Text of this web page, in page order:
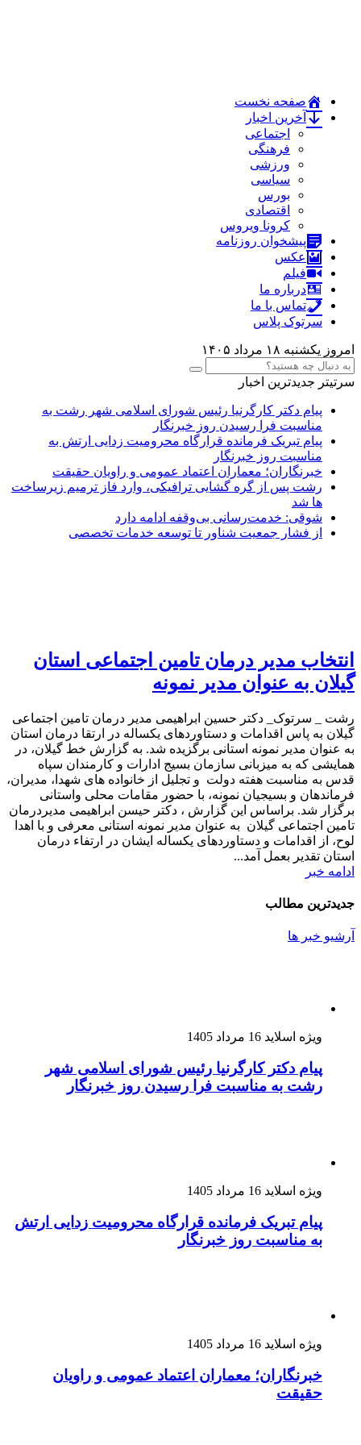
صفحه نخست
آخرین اخبار
اجتماعی
فرهنگی
ورزشی
سیاسی
بورس
اقتصادی
کرونا ویروس
پیشخوان روزنامه
عکس
فیلم
درباره ما
تماس با ما
سرتوک پلاس
امروز یکشنبه ۱۸ مرداد ۱۴۰۵
سرتیتر جدیدترین اخبار
پیام دکتر کارگرنیا رئیس شورای اسلامی شهر رشت به
مناسبت فرا رسیدن روز خبرنگار
پیام تبریک فرمانده قرارگاه محرومیت‌ زدایی ارتش به
مناسبت روز خبرنگار
خبرنگاران؛ معماران اعتماد عمومی و راویان حقیقت
رشت پس از گره گشایی ترافیکی، وارد فاز ترمیم زیرساخت
ها شد
شوقی: خدمت‌رسانی بی‌وقفه ادامه دارد
از فشار جمعیت شناور تا توسعه خدمات تخصصی
انتخاب مدیر درمان تامین اجتماعی استان
گیلان به عنوان مدیر نمونه
رشت _ سرتوک_ دکتر حسین ابراهیمی مدیر درمان تامین اجتماعی
گیلان به پاس اقدامات و دستاوردهای یکساله در ارتقا درمان استان
به عنوان مدیر نمونه استانی برگزیده شد. به گزارش خط گیلان، در
همایشی که به میزبانی سازمان بسیج ادارات و کارمندان سپاه
قدس به مناسبت هفته دولت و تجلیل از خانواده های شهدا، مدیران،
فرماندهان و بسیجیان نمونه، با حضور مقامات محلی واستانی
برگزار شد. براساس این گزارش ، دکتر حیسن ابراهیمی مدیردرمان
تامین اجتماعی گیلان به عنوان مدیر نمونه استانی معرفی و با اهدا
لوح، از اقدامات و دستاوردهای یکساله ایشان در ارتفاء درمان
استان تقدیر بعمل آمد...
ادامه خبر
جدیدترین مطالب
آرشیو خبر ها
ویژه اسلاید 16 مرداد 1405
پیام دکتر کارگرنیا رئیس شورای اسلامی شهر
رشت به مناسبت فرا رسیدن روز خبرنگار
ویژه اسلاید 16 مرداد 1405
پیام تبریک فرمانده قرارگاه محرومیت‌ زدایی ارتش
به مناسبت روز خبرنگار
ویژه اسلاید 16 مرداد 1405
خبرنگاران؛ معماران اعتماد عمومی و راویان
حقیقت